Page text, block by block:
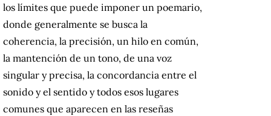
los límites que puede imponer un poemario,
donde generalmente se busca la
coherencia, la precisión, un hilo en común,
la mantención de un tono, de una voz
singular y precisa, la concordancia entre el
sonido y el sentido y todos esos lugares
comunes que aparecen en las reseñas